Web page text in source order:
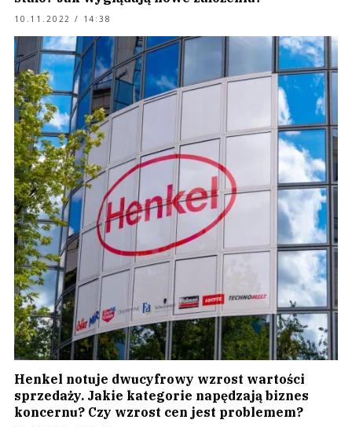
10.11.2022 / 14:38
Henkel notuje dwucyfrowy wzrost wartości
sprzedaży. Jakie kategorie napędzają biznes
koncernu? Czy wzrost cen jest problemem?